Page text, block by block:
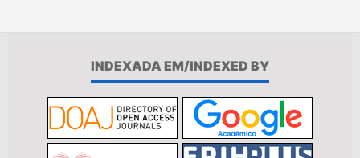
INDEXADA EM/INDEXED BY